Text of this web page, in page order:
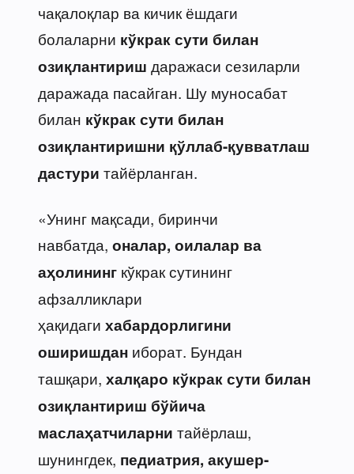
чақалоқлар ва кичик ёшдаги
болаларни кўкрак сути билан
озиқлантириш даражаси сезиларли
даражада пасайган. Шу муносабат
билан кўкрак сути билан
озиқлантиришни қўллаб-қувватлаш
дастури тайёрланган.
«Унинг мақсади, биринчи
навбатда, оналар, оилалар ва
аҳолининг кўкрак сутининг
афзалликлари
ҳақидаги хабардорлигини
оширишдан иборат. Бундан
ташқари, халқаро кўкрак сути билан
озиқлантириш бўйича
маслаҳатчиларни тайёрлаш,
шунингдек, педиатрия, акушер-